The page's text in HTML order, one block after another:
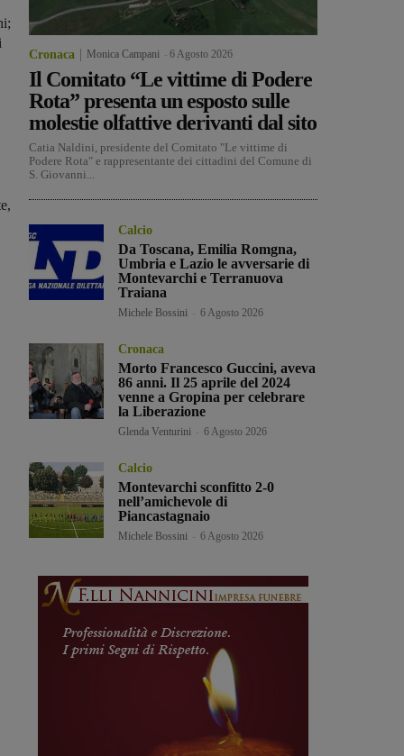
Cronaca Monica Campani 6 Agosto 2026
Il Comitato “Le vittime di Podere
Rota” presenta un esposto sulle
molestie olfattive derivanti dal sito
Catia Naldini, presidente del Comitato "Le vittime di
Podere Rota" e rappresentante dei cittadini del Comune di
S. Giovanni...
Calcio
Da Toscana, Emilia Romgna,
Umbria e Lazio le avversarie di
Montevarchi e Terranuova
Traiana
Michele Bossini 6 Agosto 2026
Cronaca
Morto Francesco Guccini, aveva
86 anni. Il 25 aprile del 2024
venne a Gropina per celebrare
la Liberazione
Glenda Venturini 6 Agosto 2026
Calcio
Montevarchi sconfitto 2-0
nell’amichevole di
Piancastagnaio
Michele Bossini 6 Agosto 2026